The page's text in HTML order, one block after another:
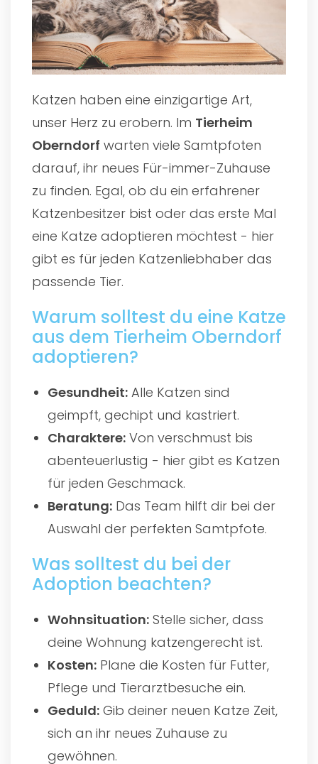
Katzen haben eine einzigartige Art,
unser Herz zu erobern. Im Tierheim
Oberndorf warten viele Samtpfoten
darauf, ihr neues Für-immer-Zuhause
zu finden. Egal, ob du ein erfahrener
Katzenbesitzer bist oder das erste Mal
eine Katze adoptieren möchtest - hier
gibt es für jeden Katzenliebhaber das
passende Tier.
Warum solltest du eine Katze
aus dem Tierheim Oberndorf
adoptieren?
Gesundheit: Alle Katzen sind
geimpft, gechipt und kastriert.
Charaktere: Von verschmust bis
abenteuerlustig - hier gibt es Katzen
für jeden Geschmack.
Beratung: Das Team hilft dir bei der
Auswahl der perfekten Samtpfote.
Was solltest du bei der
Adoption beachten?
Wohnsituation: Stelle sicher, dass
deine Wohnung katzengerecht ist.
Kosten: Plane die Kosten für Futter,
Pflege und Tierarztbesuche ein.
Geduld: Gib deiner neuen Katze Zeit,
sich an ihr neues Zuhause zu
gewöhnen.